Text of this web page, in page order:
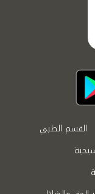
القسم الطبي